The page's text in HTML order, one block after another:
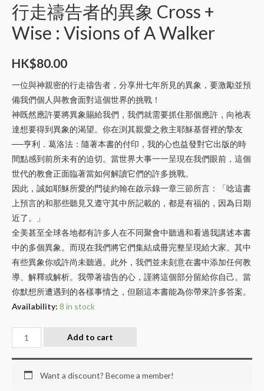
行走禱告者的異象 Cross +
Wise : Visions of A Walker
HK$80.00
一位與神親密的行走禱告者，分享卅七年所見的異象，要激勵並預
備我們個人與教會面對這個世界的挑戰！
神既然應許要將異象賜給我們，我們就需要抓住那個應許，向祂表
達想要得到異象的渴望。你在渕其親愛之救主耶穌基督裡的摯友
──亨利．葛洛法：隨著本書的付印，我的心也益發對它出版的時
間點感到前所未有的迫切。當世界大事一一呈現在我們眼前，這個
世代的教會正面臨著當如何解讀它們的許多挑戰。
因此，誠如耶穌所愛的門徒約翰在啟示錄一章三節所言：「唸這書
上預言的和那些聽見又遵守其中所記載的，都是有福的，因為日期
近了。」
全美甚至全球各地都有許多人在不同聚會中聽過和看過我講述本書
中的多個異象。而現在我們將它們集結成冊完整呈現給大家。其中
有些異象你或許尚未聽過。此外，我們並未刻意在書中添加任何教
導、解釋或解析。我帶著禱告的心，謹將這個部分留給你自己。當
你默想所遭遇到的各樣事情之，但願這本書能為你帶來許多答案。
Availability: 8 in stock
Add to cart
Want a discount? Become a member!